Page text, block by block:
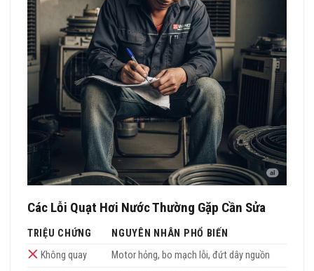
Các Lỗi Quạt Hơi Nước Thường Gặp Cần Sửa
TRIỆU CHỨNG
NGUYÊN NHÂN PHỔ BIẾN
Không quay
Motor hỏng, bo mạch lỗi, đứt dây nguồn